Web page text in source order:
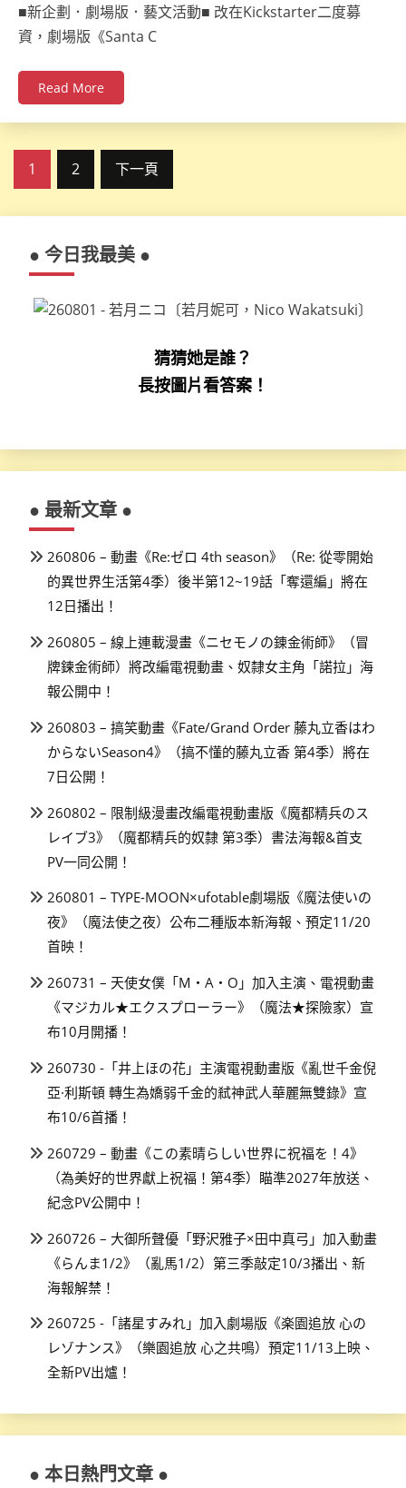
■新企劃．劇場版．藝文活動■ 改在Kickstarter二度募
資，劇場版《Santa C
Read More
文
頁
1 2 下一頁
● 今日我最美 ●
猜猜她是誰？
長按圖片看答案！
● 最新文章 ●
260806 – 動畫《Re:ゼロ 4th season》（Re: 從零開始
的異世界生活第4季）後半第12~19話「奪還編」將在
12日播出！
260805 – 線上連載漫畫《ニセモノの錬金術師》（冒
牌鍊金術師）將改編電視動畫、奴隸女主角「諾拉」海
報公開中！
260803 – 搞笑動畫《Fate/Grand Order 藤丸立香はわ
からないSeason4》（搞不懂的藤丸立香 第4季）將在
7日公開！
260802 – 限制級漫畫改編電視動畫版《魔都精兵のス
レイブ3》（魔都精兵的奴隸 第3季）書法海報&首支
PV一同公開！
260801 – TYPE-MOON×ufotable劇場版《魔法使いの
夜》（魔法使之夜）公布二種版本新海報、預定11/20
首映！
260731 – 天使女僕「M・A・O」加入主演、電視動畫
《マジカル★エクスプローラー》（魔法★探險家）宣
布10月開播！
260730 -「井上ほの花」主演電視動畫版《亂世千金倪
亞·利斯頓 轉生為嬌弱千金的弒神武人華麗無雙錄》宣
布10/6首播！
260729 – 動畫《この素晴らしい世界に祝福を！4》
（為美好的世界獻上祝福！第4季）瞄準2027年放送、
紀念PV公開中！
260726 – 大御所聲優「野沢雅子×田中真弓」加入動畫
《らんま1/2》（亂馬1/2）第三季敲定10/3播出、新
海報解禁！
260725 -「諸星すみれ」加入劇場版《楽園追放 心の
レゾナンス》（樂園追放 心之共鳴）預定11/13上映、
全新PV出爐！
● 本日熱門文章 ●